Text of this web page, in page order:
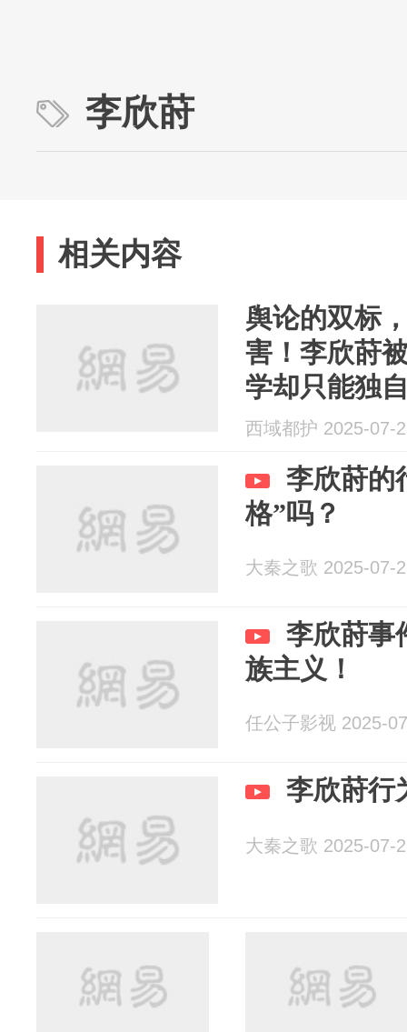
李欣莳
相关内容
舆论的双标
害！李欣莳
学却只能独
西域都护 2025-07-
李欣莳的
格”吗？
大秦之歌 2025-07-
李欣莳事
族主义！
任公子影视 2025-
李欣莳行
大秦之歌 2025-07-